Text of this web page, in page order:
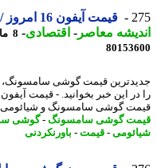
قیمت آیفون 16 امروز / عبور از رقم باورنکردنی
معاصر-اقتصادی-8 ماه پیش - چهارشنبه 19 آذر 1404، 11:18
گوشی سامسونگ و شیائومی /
گوشی سامسونگ-گوشی
-قیمت-باورنکردنی